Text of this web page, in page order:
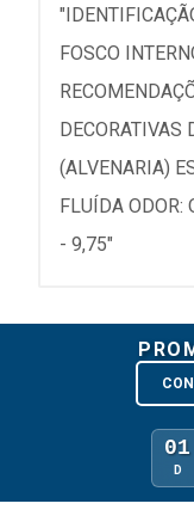
FOSCO
DECORATIVAS
(ALVENARIA)
FLUÍDA ODOR:
- 9,75"
01
D